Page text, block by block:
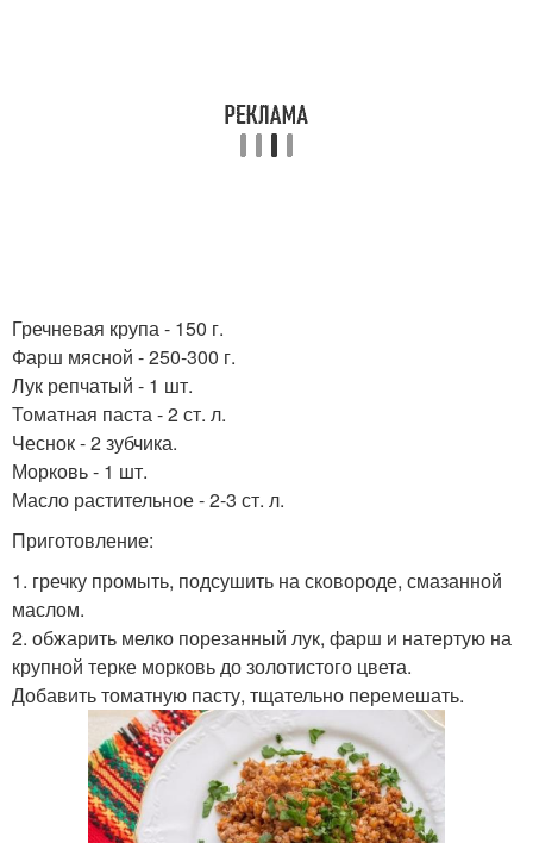
Гречневая крупа - 150 г.
Фарш мясной - 250-300 г.
Лук репчатый - 1 шт.
Томатная паста - 2 ст. л.
Чеснок - 2 зубчика.
Морковь - 1 шт.
Масло растительное - 2-3 ст. л.
Приготовление:
1. гречку промыть, подсушить на сковороде, смазанной
маслом.
2. обжарить мелко порезанный лук, фарш и натертую на
крупной терке морковь до золотистого цвета.
Добавить томатную пасту, тщательно перемешать.